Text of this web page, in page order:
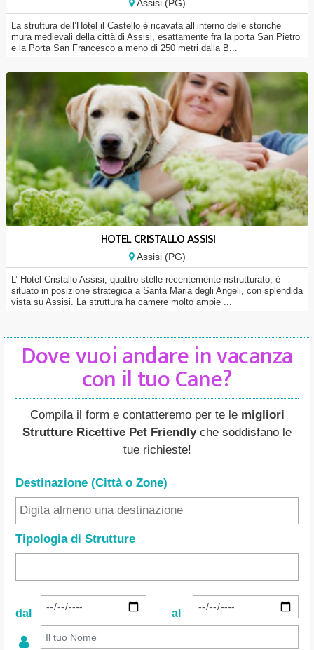
Assisi (PG)
La struttura dell’Hotel il Castello è ricavata all’interno delle storiche
mura medievali della città di Assisi, esattamente fra la porta San Pietro
e la Porta San Francesco a meno di 250 metri dalla B...
HOTEL CRISTALLO ASSISI
Assisi (PG)
L’ Hotel Cristallo Assisi, quattro stelle recentemente ristrutturato, è
situato in posizione strategica a Santa Maria degli Angeli, con splendida
vista su Assisi. La struttura ha camere molto ampie ...
Dove vuoi andare in vacanza
con il tuo Cane?
Compila il form e contatteremo per te le migliori
Strutture Ricettive Pet Friendlyche soddisfano le
tue richieste!
Destinazione (Città o Zone)
Tipologia di Strutture
dal al